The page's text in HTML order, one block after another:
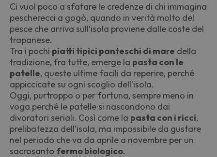
Ci vuol poco a sfatare le credenze di chi immagina
pescherecci a gogò, quando in verità molto del
pesce che arriva sull’isola proviene dalle coste del
trapanese.
Tra i pochi piatti tipici panteschi di mare della
tradizione, fra tutte, emerge la pasta con le
patelle, queste ultime facili da reperire, perché
appiccicate su ogni scoglio dell’isola.
Oggi, purtroppo o per fortuna, sempre meno in
voga perché le patelle si nascondono dai
divoratori seriali. Così come la pasta con i ricci,
prelibatezza dell’isola, ma impossibile da gustare
nel periodo che va da aprile a novembre per un
sacrosanto fermo biologico.